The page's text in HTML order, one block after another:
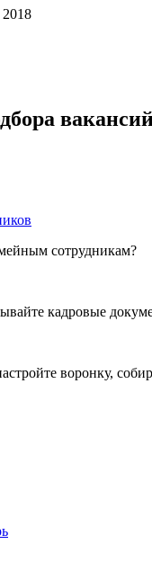
2018
сотрудникам?
кадровые
воронку,